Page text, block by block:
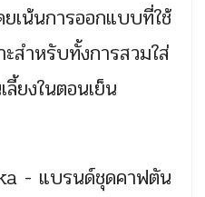
เน้นการออกแบบที่ใช้
สำหรับทั้งการสวมใส่
ลี้ยงในตอนเย็น
- แบรนด์ชุดคาฟตัน